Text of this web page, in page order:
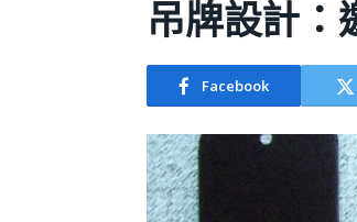
吊牌設計：
Facebook